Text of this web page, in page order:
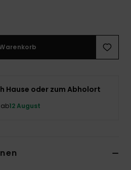
Hause oder zum Abholort
12 August